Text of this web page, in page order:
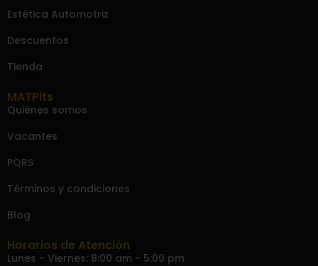
Estética Automotriz
Descuentos
Tienda
MATPits
Quiénes somos
Vacantes
PQRS
Términos y condiciones
Blog
Horarios de Atención
Lunes - Viernes: 8:00 am - 5:00 pm